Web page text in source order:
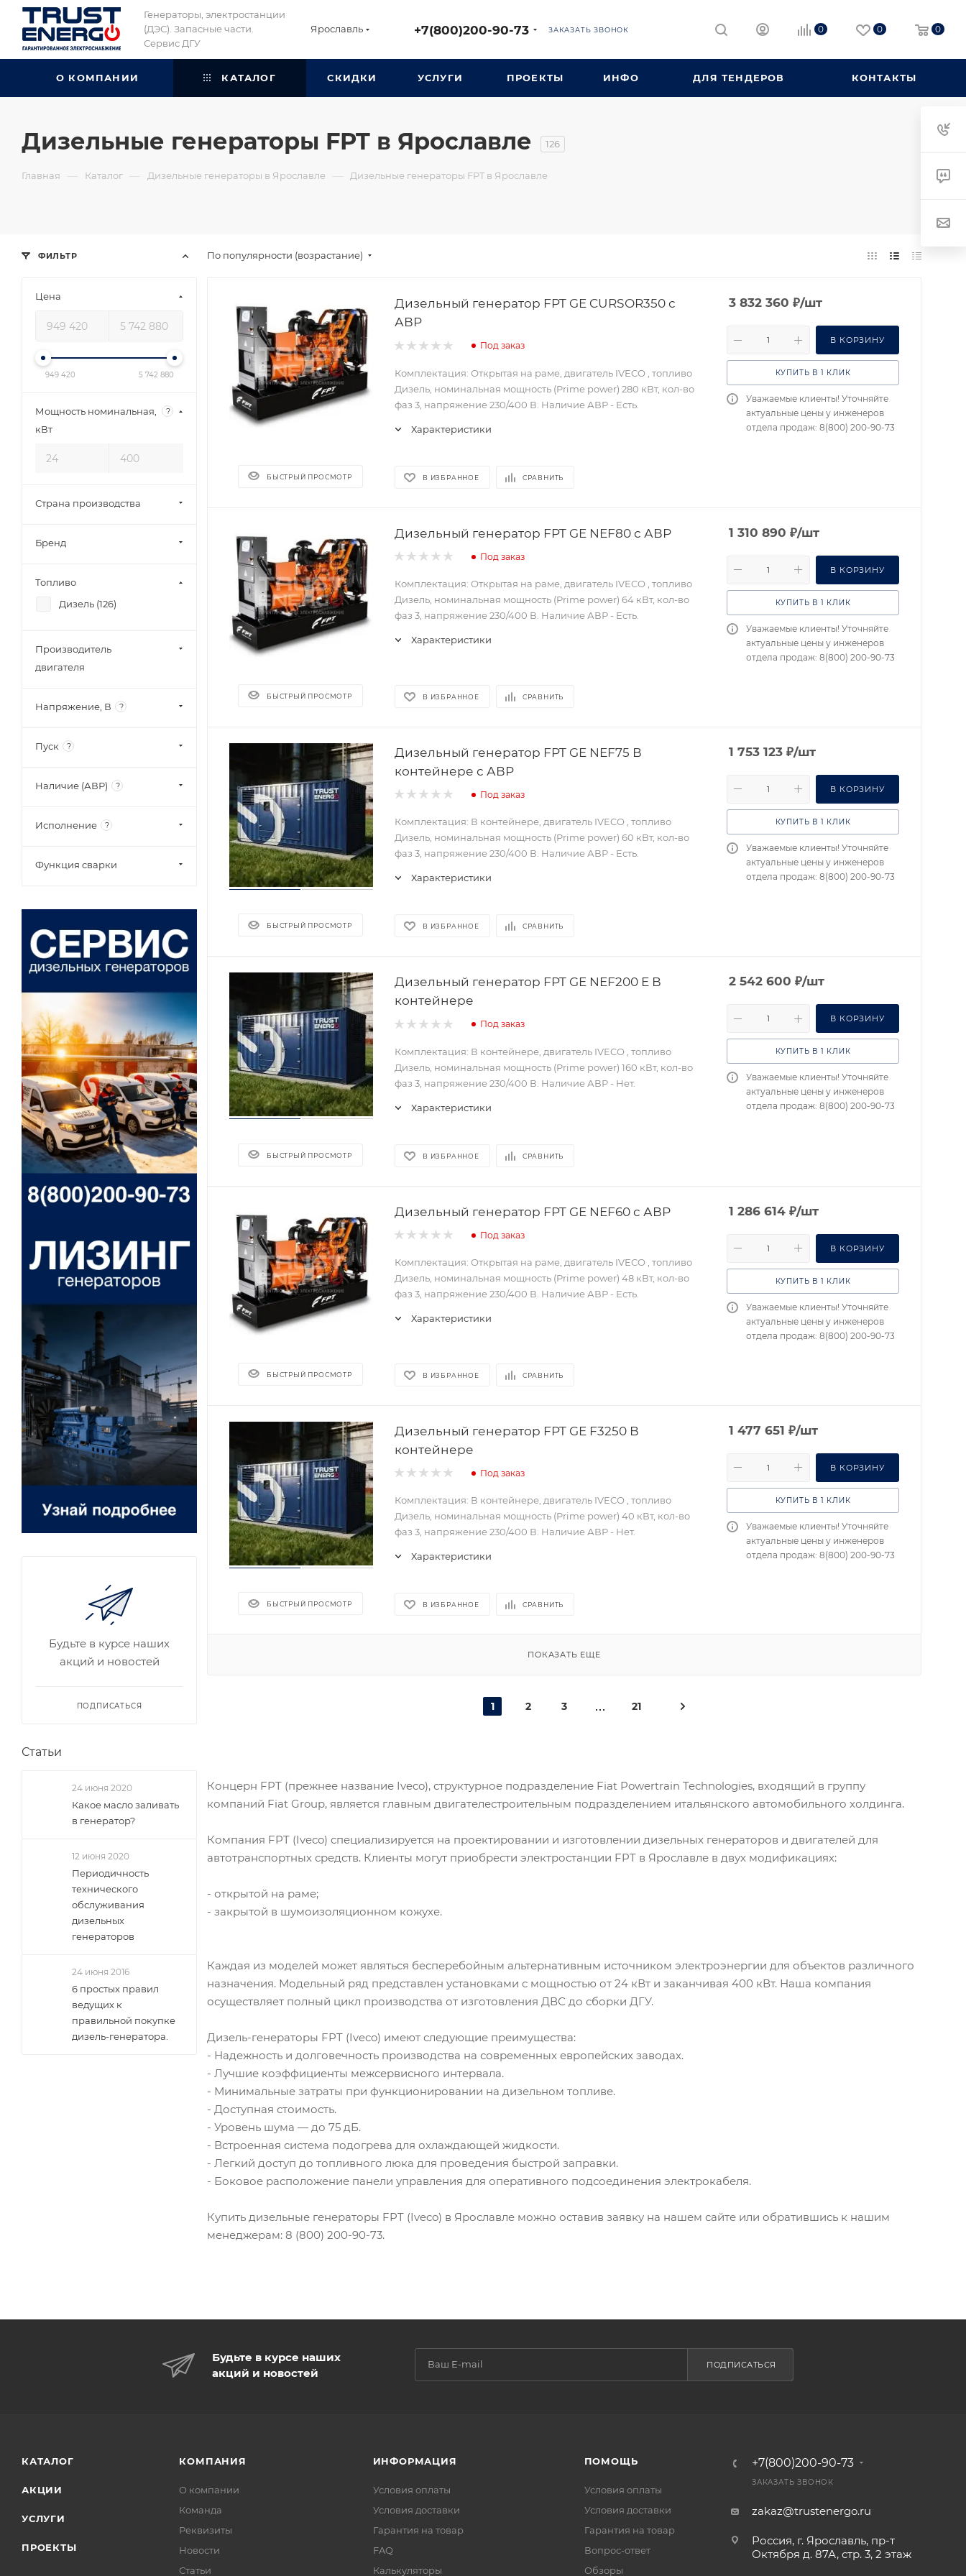
Генераторы, электростанции
(ДЭС). Запасные части.
Сервис ДГУ
Ярославль +7(800)200-90-73 ЗАКАЗАТЬ ЗВОНОК 0 0 0
О КОМПАНИИ КАТАЛОГ СКИДКИ УСЛУГИ ПРОЕКТЫ ИНФО ДЛЯ ТЕНДЕРОВ КОНТАКТЫ
Дизельные генераторы FPT в Ярославле 126
Главная — Каталог — Дизельные генераторы в Ярославле — Дизельные генераторы FPT в Ярославле
По популярности (возрастание)
БЫСТРЫЙ ПРОСМОТР
Дизельный генератор FPT GE CURSOR350 с
АВР
Под заказ
Комплектация: Открытая на раме, двигатель IVECO , топливо
Дизель, номинальная мощность (Prime power) 280 кВт, кол-во
фаз 3, напряжение 230/400 В. Наличие АВР - Есть.
Характеристики
В ИЗБРАННОЕ СРАВНИТЬ
3 832 360 ₽/шт
В КОРЗИНУ
КУПИТЬ В 1 КЛИК
Уважаемые клиенты! Уточняйте
актуальные цены у инженеров
отдела продаж: 8(800) 200-90-73
БЫСТРЫЙ ПРОСМОТР
Дизельный генератор FPT GE NEF80 с АВР
Под заказ
Комплектация: Открытая на раме, двигатель IVECO , топливо
Дизель, номинальная мощность (Prime power) 64 кВт, кол-во
фаз 3, напряжение 230/400 В. Наличие АВР - Есть.
Характеристики
В ИЗБРАННОЕ СРАВНИТЬ
1 310 890 ₽/шт
В КОРЗИНУ
КУПИТЬ В 1 КЛИК
Уважаемые клиенты! Уточняйте
актуальные цены у инженеров
отдела продаж: 8(800) 200-90-73
БЫСТРЫЙ ПРОСМОТР
Дизельный генератор FPT GE NEF75 В
контейнере с АВР
Под заказ
Комплектация: В контейнере, двигатель IVECO , топливо
Дизель, номинальная мощность (Prime power) 60 кВт, кол-во
фаз 3, напряжение 230/400 В. Наличие АВР - Есть.
Характеристики
В ИЗБРАННОЕ СРАВНИТЬ
1 753 123 ₽/шт
В КОРЗИНУ
КУПИТЬ В 1 КЛИК
Уважаемые клиенты! Уточняйте
актуальные цены у инженеров
отдела продаж: 8(800) 200-90-73
БЫСТРЫЙ ПРОСМОТР
Дизельный генератор FPT GE NEF200 E В
контейнере
Под заказ
Комплектация: В контейнере, двигатель IVECO , топливо
Дизель, номинальная мощность (Prime power) 160 кВт, кол-во
фаз 3, напряжение 230/400 В. Наличие АВР - Нет.
Характеристики
В ИЗБРАННОЕ СРАВНИТЬ
2 542 600 ₽/шт
В КОРЗИНУ
КУПИТЬ В 1 КЛИК
Уважаемые клиенты! Уточняйте
актуальные цены у инженеров
отдела продаж: 8(800) 200-90-73
БЫСТРЫЙ ПРОСМОТР
Дизельный генератор FPT GE NEF60 с АВР
Под заказ
Комплектация: Открытая на раме, двигатель IVECO , топливо
Дизель, номинальная мощность (Prime power) 48 кВт, кол-во
фаз 3, напряжение 230/400 В. Наличие АВР - Есть.
Характеристики
В ИЗБРАННОЕ СРАВНИТЬ
1 286 614 ₽/шт
В КОРЗИНУ
КУПИТЬ В 1 КЛИК
Уважаемые клиенты! Уточняйте
актуальные цены у инженеров
отдела продаж: 8(800) 200-90-73
БЫСТРЫЙ ПРОСМОТР
Дизельный генератор FPT GE F3250 В
контейнере
Под заказ
Комплектация: В контейнере, двигатель IVECO , топливо
Дизель, номинальная мощность (Prime power) 40 кВт, кол-во
фаз 3, напряжение 230/400 В. Наличие АВР - Нет.
Характеристики
В ИЗБРАННОЕ СРАВНИТЬ
1 477 651 ₽/шт
В КОРЗИНУ
КУПИТЬ В 1 КЛИК
Уважаемые клиенты! Уточняйте
актуальные цены у инженеров
отдела продаж: 8(800) 200-90-73
ПОКАЗАТЬ ЕЩЕ
1 2 3 21
Концерн FPT (прежнее название Iveco), структурное подразделение Fiat Powertrain Technologies, входящий в группу
компаний Fiat Group, является главным двигателестроительным подразделением итальянского автомобильного холдинга.
Компания FPT (Iveco) специализируется на проектировании и изготовлении дизельных генераторов и двигателей для
автотранспортных средств. Клиенты могут приобрести электростанции FPT в Ярославле в двух модификациях:
- открытой на раме;
- закрытой в шумоизоляционном кожухе.
Каждая из моделей может являться бесперебойным альтернативным источником электроэнергии для объектов различного
назначения. Модельный ряд представлен установками с мощностью от 24 кВт и заканчивая 400 кВт. Наша компания
осуществляет полный цикл производства от изготовления ДВС до сборки ДГУ.
Дизель-генераторы FPT (Iveco) имеют следующие преимущества:
- Надежность и долговечность производства на современных европейских заводах.
- Лучшие коэффициенты межсервисного интервала.
- Минимальные затраты при функционировании на дизельном топливе.
- Доступная стоимость.
- Уровень шума — до 75 дБ.
- Встроенная система подогрева для охлаждающей жидкости.
- Легкий доступ до топливного люка для проведения быстрой заправки.
- Боковое расположение панели управления для оперативного подсоединения электрокабеля.
Купить дизельные генераторы FPT (Iveco) в Ярославле можно оставив заявку на нашем сайте или обратившись к нашим
менеджерам: 8 (800) 200-90-73.
ФИЛЬТР
Цена
949 420 5 742 880
Мощность номинальная,
кВт
?
Страна производства
Бренд
Топливо
Дизель (126)
Производитель
двигателя
Напряжение, В ?
Пуск ?
Наличие (АВР) ?
Исполнение ?
Функция сварки
Будьте в курсе наших
акций и новостей
ПОДПИСАТЬСЯ
Статьи
24 июня 2020
Какое масло заливать
в генератор?
12 июня 2020
Периодичность
технического
обслуживания
дизельных
генераторов
24 июня 2016
6 простых правил
ведущих к
правильной покупке
дизель-генератора.
Будьте в курсе наших
акций и новостей
ПОДПИСАТЬСЯ
КАТАЛОГ
АКЦИИ
УСЛУГИ
ПРОЕКТЫ
КОМПАНИЯ
О компании
Команда
Реквизиты
Новости
Статьи
ИНФОРМАЦИЯ
Условия оплаты
Условия доставки
Гарантия на товар
FAQ
Калькуляторы
ПОМОЩЬ
Условия оплаты
Условия доставки
Гарантия на товар
Вопрос-ответ
Обзоры
+7(800)200-90-73
ЗАКАЗАТЬ ЗВОНОК
zakaz@trustenergo.ru
Россия, г. Ярославль, пр-т
Октября д. 87А, стр. 3, 2 этаж